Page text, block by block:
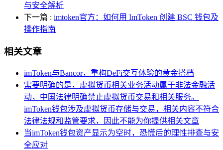
与安全解析
下一篇 : imtoken官方：如何用 ImToken 创建 BSC 钱包及
操作指南
相关文章
imToken与Bancor，重构DeFi交互体验的黄金搭档
需要明确的是，虚拟货币相关业务活动属于非法金融活
动，中国法律明确禁止虚拟货币交易和相关服务。
imToken钱包涉及虚拟货币存储与交易，相关内容不符合
法律法规和监管要求，因此不能为你提供相关文章
当imToken钱包资产显示为空时，恐慌后的理性排查与安
全应对